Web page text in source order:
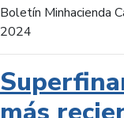
Boletín Minhacienda
2024